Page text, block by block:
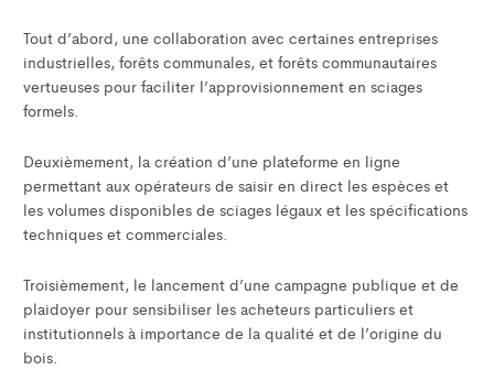
Tout d’abord, une collaboration avec certaines entreprises
industrielles, forêts communales, et forêts communautaires
vertueuses pour faciliter l’approvisionnement en sciages
formels.
Deuxièmement, la création d’une plateforme en ligne
permettant aux opérateurs de saisir en direct les espèces et
les volumes disponibles de sciages légaux et les spécifications
techniques et commerciales.
Troisièmement, le lancement d’une campagne publique et de
plaidoyer pour sensibiliser les acheteurs particuliers et
institutionnels à importance de la qualité et de l’origine du
bois.